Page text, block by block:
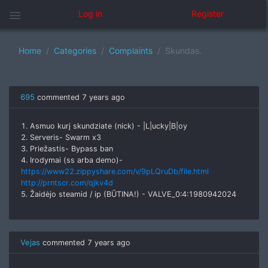
menu Log in Register
Home Categories Complaints Skundas.
695 commented 7 years ago
1. Asmuo kurį skundziate (nick) - |L|ucky|B|oy
2. Serveris- Swarm x3
3. Priežastis- Bypass ban
4. Irodymai (ss arba demo)-
https://www22.zippyshare.com/v/9pLQruDb/file.html
http://prntscr.com/qjkv4d
5. Žaidėjo steamid / ip (BŪTINA!) - VALVE_0:4:1980942024
Vejas commented 7 years ago